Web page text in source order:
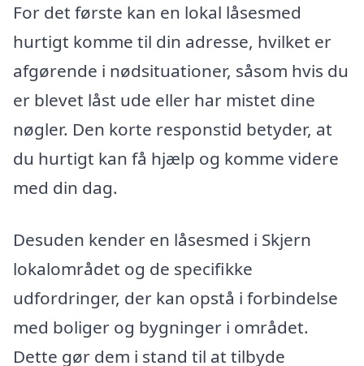
For det første kan en lokal låsesmed
hurtigt komme til din adresse, hvilket er
afgørende i nødsituationer, såsom hvis du
er blevet låst ude eller har mistet dine
nøgler. Den korte responstid betyder, at
du hurtigt kan få hjælp og komme videre
med din dag.
Desuden kender en låsesmed i Skjern
lokalområdet og de specifikke
udfordringer, der kan opstå i forbindelse
med boliger og bygninger i området.
Dette gør dem i stand til at tilbyde